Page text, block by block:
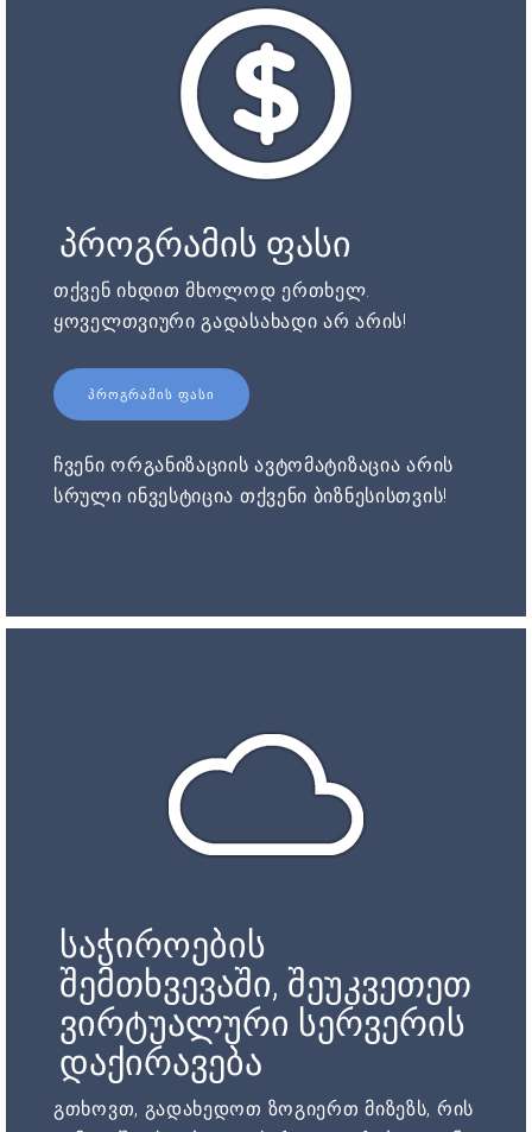
პროგრამის ფასი
თქვენ იხდით მხოლოდ ერთხელ.
ყოველთვიური გადასახადი არ არის!
ᲞᲠᲝᲒᲠᲐᲛᲘᲡ ᲤᲐᲡᲘ
ჩვენი ორგანიზაციის ავტომატიზაცია არის
სრული ინვესტიცია თქვენი ბიზნესისთვის!
საჭიროების
შემთხვევაში, შეუკვეთეთ
ვირტუალური სერვერის
დაქირავება
გთხოვთ, გადახედოთ ზოგიერთ მიზეზს, რის